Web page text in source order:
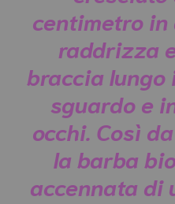
centimetro in
raddrizza
braccia lungo
sguardo e
occhi. Così
la barba
accennata di